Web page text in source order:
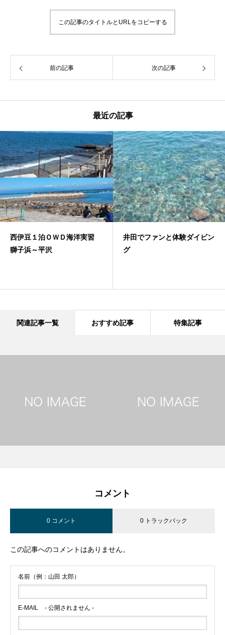
この記事のタイトルとURLをコピーする
前の記事 次の記事
最近の記事
西伊豆１泊ＯＷＤ海洋実習
獅子浜～平沢
井田でファンと体験ダイビン
グ
関連記事一覧 おすすめ記事 特集記事
コメント
0 コメント 0 トラックバック
この記事へのコメントはありません。
名前（例：山田 太郎）
E-MAIL - 公開されません -